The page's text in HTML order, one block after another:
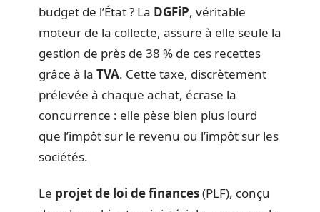
budget de l’État ? La DGFiP, véritable
moteur de la collecte, assure à elle seule la
gestion de près de 38 % de ces recettes
grâce à la TVA. Cette taxe, discrètement
prélevée à chaque achat, écrase la
concurrence : elle pèse bien plus lourd
que l’impôt sur le revenu ou l’impôt sur les
sociétés.
Le projet de loi de finances(PLF), conçu